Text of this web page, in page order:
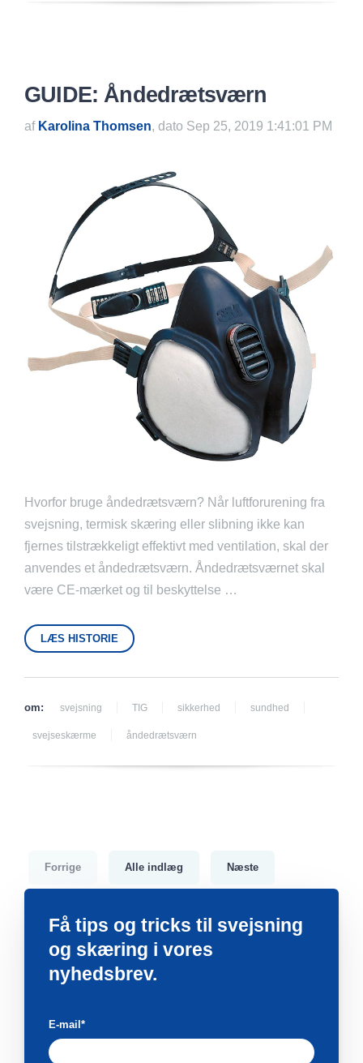
GUIDE: Åndedrætsværn
af Karolina Thomsen, dato Sep 25, 2019 1:41:01 PM
Hvorfor bruge åndedrætsværn? Når luftforurening fra
svejsning, termisk skæring eller slibning ikke kan
fjernes tilstrækkeligt effektivt med ventilation, skal der
anvendes et åndedrætsværn. Åndedrætsværnet skal
være CE-mærket og til beskyttelse …
LÆS HISTORIE
om: svejsning TIG sikkerhed sundhed
svejseskærme åndedrætsværn
Forrige Alle indlæg Næste
Få tips og tricks til svejsning
og skæring i vores
nyhedsbrev.
E-mail *